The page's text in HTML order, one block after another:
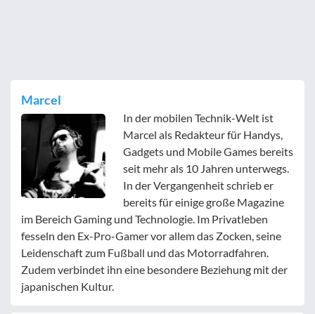
Marcel
In der mobilen Technik-Welt ist
Marcel als Redakteur für Handys,
Gadgets und Mobile Games bereits
seit mehr als 10 Jahren unterwegs.
In der Vergangenheit schrieb er
bereits für einige große Magazine
im Bereich Gaming und Technologie. Im Privatleben
fesseln den Ex-Pro-Gamer vor allem das Zocken, seine
Leidenschaft zum Fußball und das Motorradfahren.
Zudem verbindet ihn eine besondere Beziehung mit der
japanischen Kultur.